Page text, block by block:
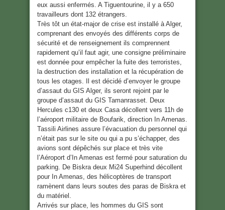
eux aussi enfermés. A Tiguentourine, il y a 650
travailleurs dont 132 étrangers.
Très tôt un état-major de crise est installé à Alger,
comprenant des envoyés des différents corps de
sécurité et de renseignement ils comprennent
rapidement qu’il faut agir, une consigne préliminaire
est donnée pour empêcher la fuite des terroristes,
la destruction des installation et la récupération de
tous les otages. Il est décidé d’envoyer le groupe
d’assaut du GIS Alger, ils seront rejoint par le
groupe d’assaut du GIS Tamanrasset. Deux
Hercules c130 et deux Casa décollent vers 11h de
l’aéroport militaire de Boufarik, direction In Amenas.
Tassili Airlines assure l’évacuation du personnel qui
n’était pas sur le site ou qui a pu s’échapper, des
avions sont dépêchés sur place et très vite
l’Aéroport d’In Amenas est fermé pour saturation du
parking. De Biskra deux Mi24 Superhind décollent
pour In Amenas, des hélicoptères de transport
ramènent dans leurs soutes des paras de Biskra et
du matériel.
Arrivés sur place, les hommes du GIS sont